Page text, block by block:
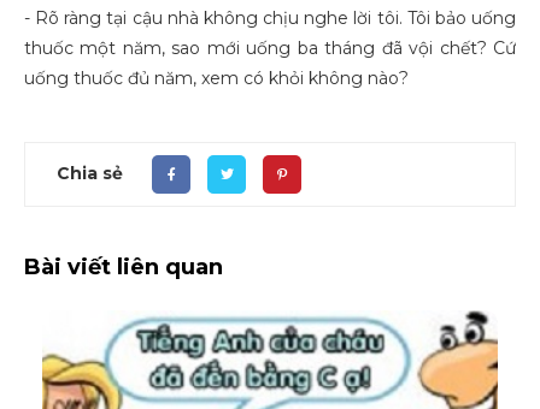
- Rõ ràng tại cậu nhà không chịu nghe lời tôi. Tôi bảo uống
thuốc một năm, sao mới uống ba tháng đã vội chết? Cứ
uống thuốc đủ năm, xem có khỏi không nào?
Chia sẻ
Bài viết liên quan